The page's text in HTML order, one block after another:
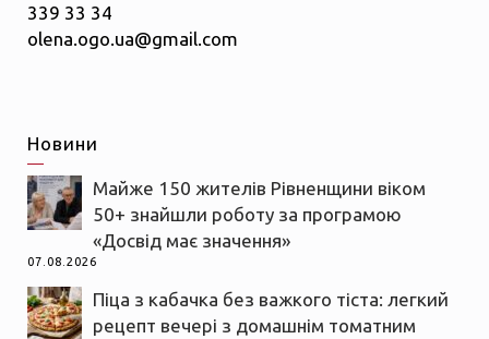
339 33 34
olena.ogo.ua@gmail.com
Новини
Майже 150 жителів Рівненщини віком
50+ знайшли роботу за програмою
«Досвід має значення»
07.08.2026
Піца з кабачка без важкого тіста: легкий
рецепт вечері з домашнім томатним